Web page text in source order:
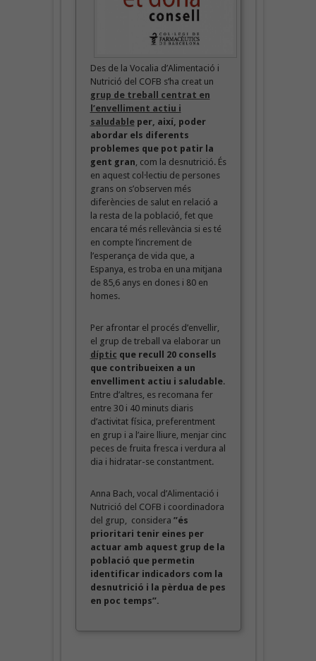
Des de la Vocalia d’Alimentació i
Nutrició del COFB s’ha creat un
grup de treball centrat en
l’envelliment actiu i
saludableper, així, poder
abordar els diferents
problemes que pot patir la
gent gran , com la desnutrició. És
en aquest col·lectiu de persones
grans on s’observen més
diferències de salut en relació a
la resta de la població, fet que
encara té més rellevància si es té
en compte l’increment de
l’esperança de vida que, a
Espanya, es troba en una mitjana
de 85,6 anys en dones i 80 en
homes.
Per afrontar el procés d’envellir,
el grup de treball va elaborar un
díptic que recull 20 consells
que contribueixen a un
envelliment actiu i saludable.
Entre d’altres, es recomana fer
entre 30 i 40 minuts diaris
d’activitat física, preferentment
en grup i a l’aire lliure, menjar cinc
peces de fruita fresca i verdura al
dia i hidratar-se constantment.
Anna Bach, vocal d’Alimentació i
Nutrició del COFB i coordinadora
del grup, considera ”és
prioritari tenir eines per
actuar amb aquest grup de la
població que permetin
identificar indicadors com la
desnutrició i la pèrdua de pes
en poc temps”.